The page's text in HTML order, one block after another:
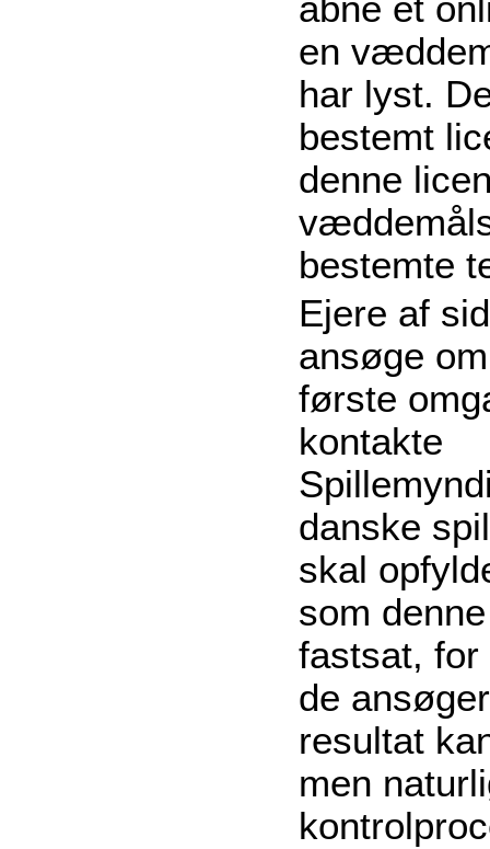
åbne et
en
har lyst.
bestemt
denne
bestemte
Ejere af
ansøge
første
kontakte
danske
skal
som
fastsat, for
de
resultat
men